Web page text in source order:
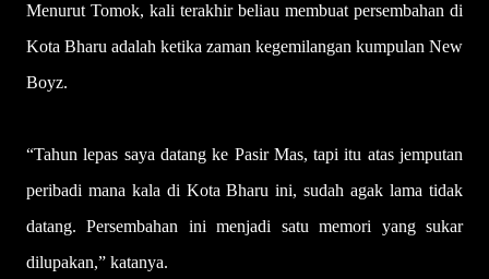
Menurut Tomok, kali terakhir beliau membuat persembahan di
Kota Bharu adalah ketika zaman kegemilangan kumpulan New
Boyz.
“Tahun lepas saya datang ke Pasir Mas, tapi itu atas jemputan
peribadi mana kala di Kota Bharu ini, sudah agak lama tidak
datang. Persembahan ini menjadi satu memori yang sukar
dilupakan,” katanya.